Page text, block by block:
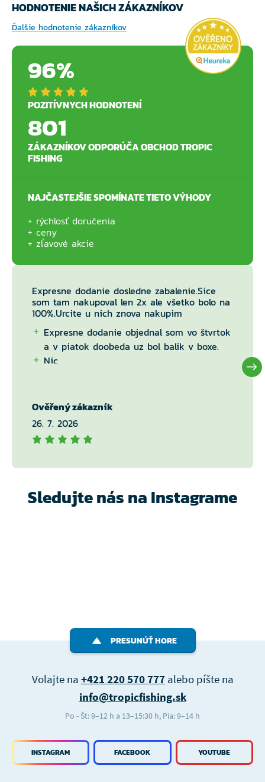
HODNOTENIE NAŠICH ZÁKAZNÍKOV
Ďalšie hodnotenie zákazníkov
96%
POZITÍVNYCH HODNOTENÍ
801
ZÁKAZNÍKOV ODPORÚČA OBCHOD TROPIC
FISHING
NAJČASTEJŠIE SPOMÍNATE TIETO VÝHODY
rýchlosť doručenia
ceny
zľavové akcie
Expresne dodanie dosledne zabalenie.Sice
som tam nakupoval len 2x ale všetko bolo na
100%.Urcite u nich znova nakupim
Expresne dodanie objednal som vo štvrtok
a v piatok doobeda uz bol balik v boxe.
Nic
Ověřený zákazník
26. 7. 2026
Sledujte nás na Instagrame
PRESUNÚŤ HORE
INSTAGRAM FACEBOOK YOUTUBE
Volajte na +421 220 570 777alebo píšte na
info@tropicfishing.sk
Po - Št: 9–12 h a 13–15:30 h, Pia: 9–14 h